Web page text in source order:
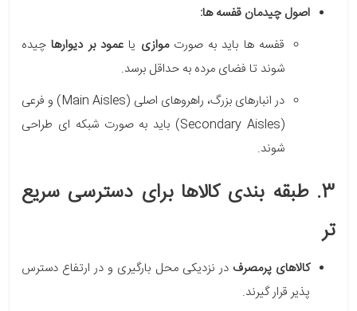
اصول چیدمان قفسه ها:
قفسه ها باید به صورتموازی یاعمود بر دیوارهاچیده
شوند تا فضای مرده به حداقل برسد.
در انبارهای بزرگ، راهروهای اصلی (Main Aisles) و فرعی
(Secondary Aisles) باید به صورت شبکه ای طراحی
شوند.
3. طبقه بندی کالاها برای دسترسی سریع
تر
کالاهای پرمصرف در نزدیکی محل بارگیری و در ارتفاع دسترس
پذیر قرار گیرند.